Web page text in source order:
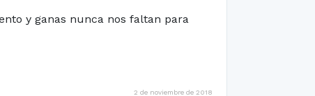
y ganas nunca nos faltan para
2 de noviembre de 2018